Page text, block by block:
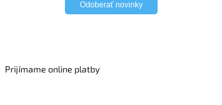
Odoberať novinky
Prijímame online platby